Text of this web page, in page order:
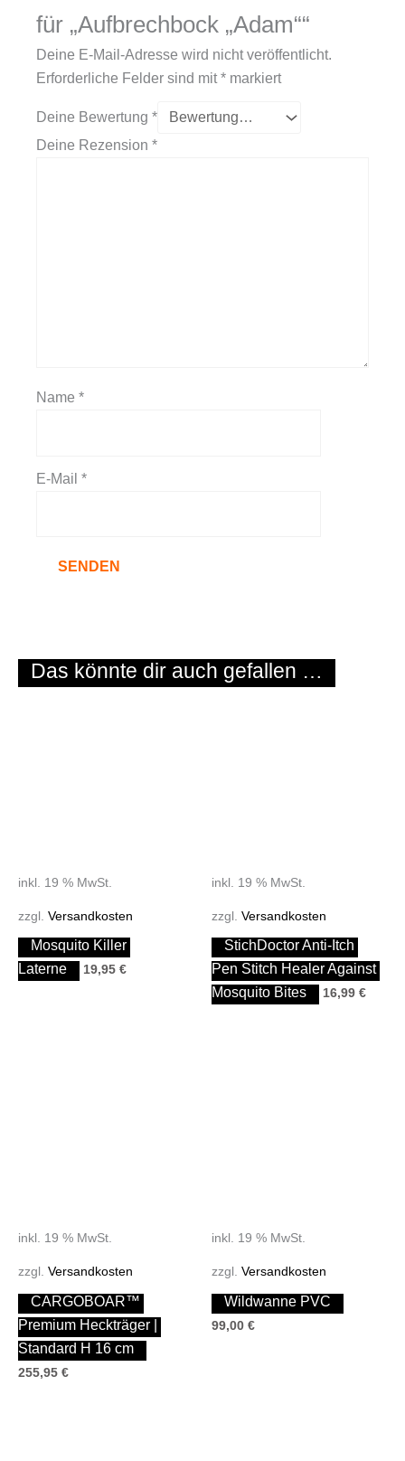
für „Aufbrechbock „Adam““
Deine E-Mail-Adresse wird nicht veröffentlicht.
Erforderliche Felder sind mit* markiert
Deine Bewertung *
Deine Rezension *
Name *
E-Mail *
Das könnte dir auch gefallen …
inkl. 19 % MwSt.
zzgl. Versandkosten
Mosquito Killer
Laterne
19,95 €
inkl. 19 % MwSt.
zzgl. Versandkosten
StichDoctor Anti-Itch
Pen Stitch Healer Against
Mosquito Bites
16,99 €
inkl. 19 % MwSt.
zzgl. Versandkosten
CARGOBOAR™
Premium Heckträger |
Standard H 16 cm
255,95 €
inkl. 19 % MwSt.
zzgl. Versandkosten
Wildwanne PVC
99,00 €